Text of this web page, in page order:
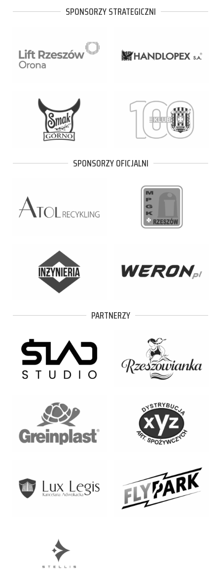
SPONSORZY STRATEGICZNI
SPONSORZY OFICJALNI
PARTNERZY